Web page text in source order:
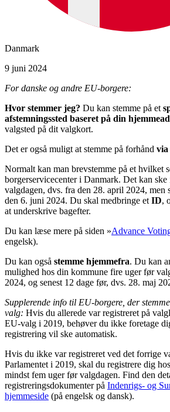
Danmark
9 juni 2024
For danske og andre EU-borgere:
Hvor stemmer jeg? Du kan stemme på et
afstemningssted baseret på din
valgsted på dit valgkort.
Det er også muligt at stemme på forhånd via
Normalt kan man brevstemme på et hvilket
borgerservicecenter i Danmark. Det kan ske
valgdagen, dvs. fra den 28. april 2024, men
den 6. juni 2024. Du skal medbringe et ID,
at underskrive bagefter.
Du kan læse mere på siden »Advance
engelsk).
Du kan også stemme hjemmefra. Du kan
mulighed hos din kommune fire uger før
2024, og senest 12 dage før, dvs. 28. maj
Supplerende info til EU-borgere, der
valg: Hvis du allerede var registreret på
EU-valg i 2019, behøver du ikke foretage
registrering vil ske automatisk.
Hvis du ikke var registreret ved det forrige
Parlamentet i 2019, skal du registrere dig
mindst fem uger før valgdagen. Find den
registreringsdokumenter på Indenrigs- og
hjemmeside (på engelsk og dansk).